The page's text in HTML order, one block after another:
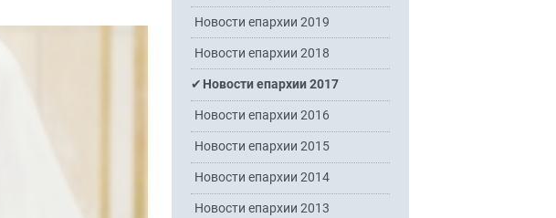
Новости епархии 2019
Новости епархии 2018
Новости епархии 2017
Новости епархии 2016
Новости епархии 2015
Новости епархии 2014
Новости епархии 2013